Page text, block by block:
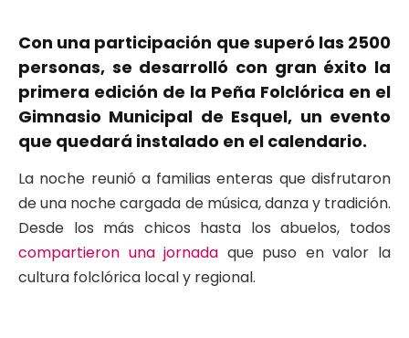
Con una participación que superó las 2500
personas, se desarrolló con gran éxito la
primera edición de la Peña Folclórica en el
Gimnasio Municipal de Esquel, un evento
que quedará instalado en el calendario.
La noche reunió a familias enteras que disfrutaron
de una noche cargada de música, danza y tradición.
Desde los más chicos hasta los abuelos, todos
compartieron una jornada que puso en valor la
cultura folclórica local y regional.